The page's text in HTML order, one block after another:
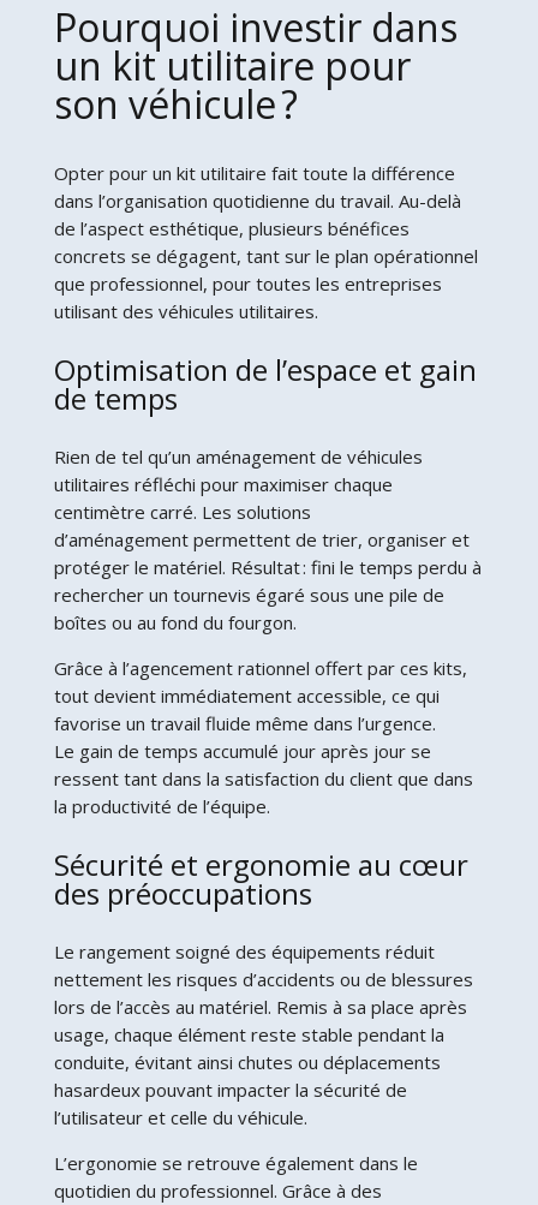
Pourquoi investir dans
un kit utilitaire pour
son véhicule ?
Opter pour un kit utilitaire fait toute la différence
dans l’organisation quotidienne du travail. Au-delà
de l’aspect esthétique, plusieurs bénéfices
concrets se dégagent, tant sur le plan opérationnel
que professionnel, pour toutes les entreprises
utilisant des véhicules utilitaires.
Optimisation de l’espace et gain
de temps
Rien de tel qu’un aménagement de véhicules
utilitaires réfléchi pour maximiser chaque
centimètre carré. Les solutions
d’aménagement permettent de trier, organiser et
protéger le matériel. Résultat : fini le temps perdu à
rechercher un tournevis égaré sous une pile de
boîtes ou au fond du fourgon.
Grâce à l’agencement rationnel offert par ces kits,
tout devient immédiatement accessible, ce qui
favorise un travail fluide même dans l’urgence.
Le gain de temps accumulé jour après jour se
ressent tant dans la satisfaction du client que dans
la productivité de l’équipe.
Sécurité et ergonomie au cœur
des préoccupations
Le rangement soigné des équipements réduit
nettement les risques d’accidents ou de blessures
lors de l’accès au matériel. Remis à sa place après
usage, chaque élément reste stable pendant la
conduite, évitant ainsi chutes ou déplacements
hasardeux pouvant impacter la sécurité de
l’utilisateur et celle du véhicule.
L’ergonomie se retrouve également dans le
quotidien du professionnel. Grâce à des